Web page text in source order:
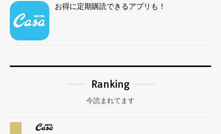
お得に定期購読できるアプリも！
Ranking
今読まれてます